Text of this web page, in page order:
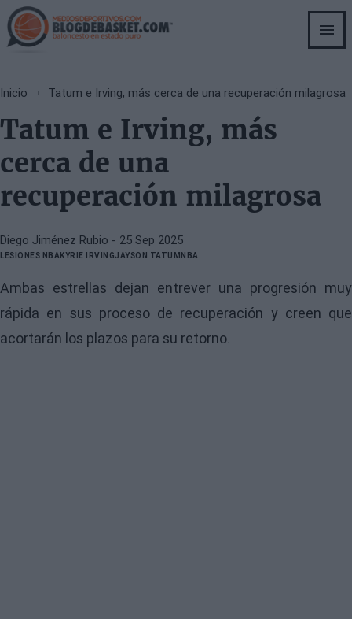
Skip
to
main
Breadcrumb
Inicio Tatum e Irving, más cerca de una recuperación milagrosa
Tatum e Irving, más
cerca de una
recuperación milagrosa
Diego Jiménez Rubio - 25 Sep 2025
LESIONES NBAKYRIE IRVINGJAYSON TATUMNBA
Ambas estrellas dejan entrever una progresión muy
rápida en sus proceso de recuperación y creen que
acortarán los plazos para su retorno.